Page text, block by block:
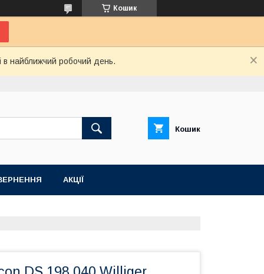
Кошик
в найближчий робочий день.
Кошик
АКЦІЇ